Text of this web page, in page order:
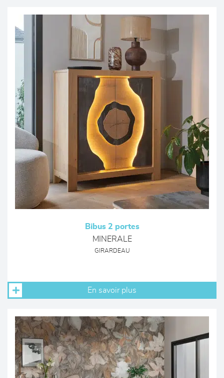
Bibus 2 portes
MINERALE
GIRARDEAU
En savoir plus